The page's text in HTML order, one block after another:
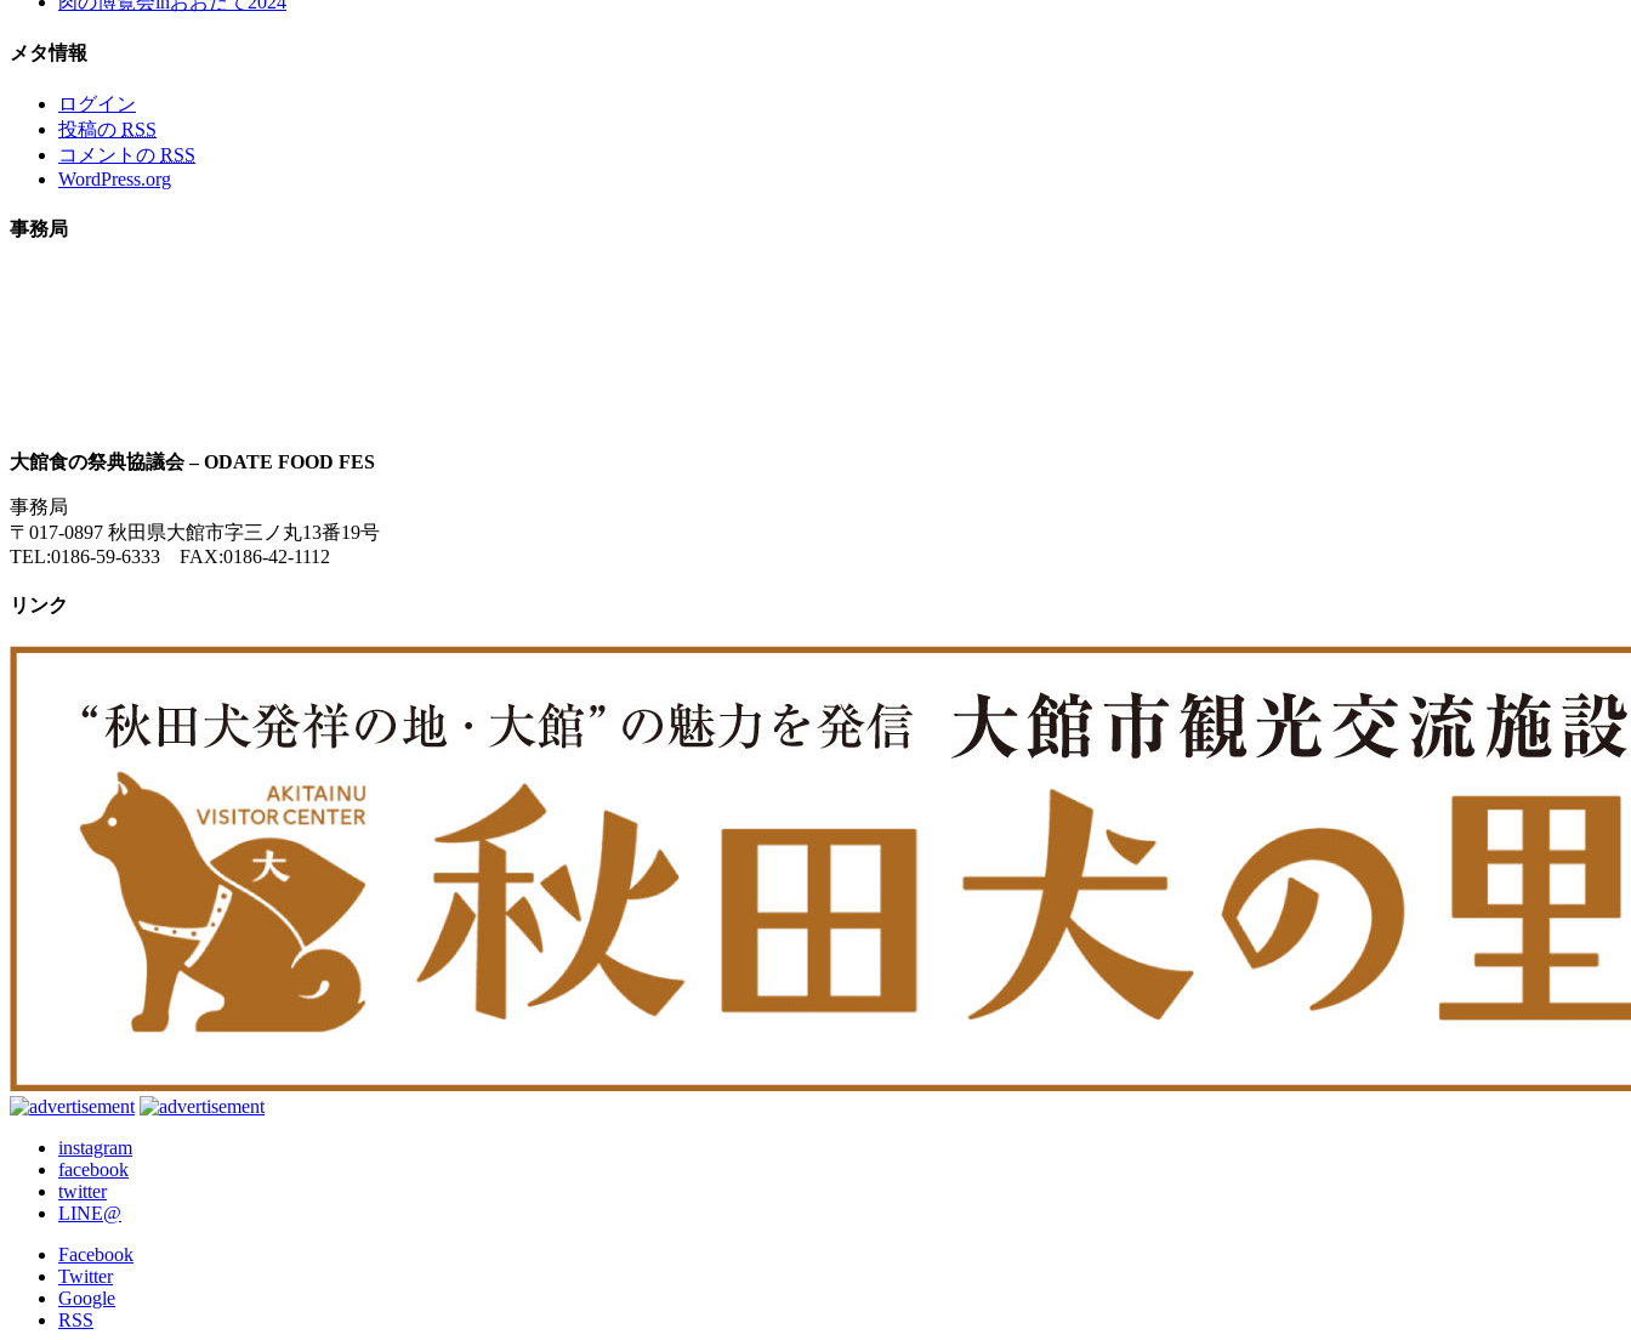
メタ情報
ログイン
投稿の RSS
コメントの RSS
WordPress.org
事務局
大館食の祭典協議会 – ODATE FOOD FES
事務局
〒017-0897 秋田県大館市字三ノ丸13番19号
TEL:0186-59-6333 FAX:0186-42-1112
リンク
instagram
facebook
twitter
LINE@
Facebook
Twitter
Google
RSS